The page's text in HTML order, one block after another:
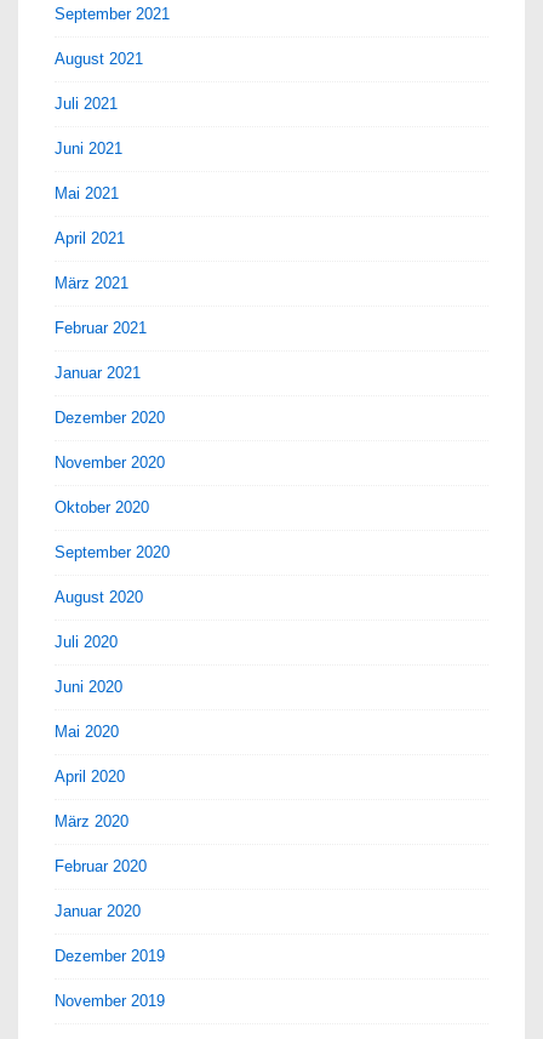
September 2021
August 2021
Juli 2021
Juni 2021
Mai 2021
April 2021
März 2021
Februar 2021
Januar 2021
Dezember 2020
November 2020
Oktober 2020
September 2020
August 2020
Juli 2020
Juni 2020
Mai 2020
April 2020
März 2020
Februar 2020
Januar 2020
Dezember 2019
November 2019